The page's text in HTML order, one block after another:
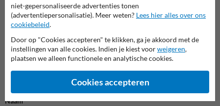
Stel je vraag aan Schoolzone.nl
Naam*
niet-gepersonaliseerde advertenties tonen
(advertentiepersonalisatie). Meer weten? Lees hier alles over ons
cookiebeleid.
Door op "Cookies accepteren" te klikken, ga je akkoord met de
instellingen van alle cookies. Indien je kiest voorweigeren,
plaatsen we alleen functionele en analytische cookies.
Cookies accepteren